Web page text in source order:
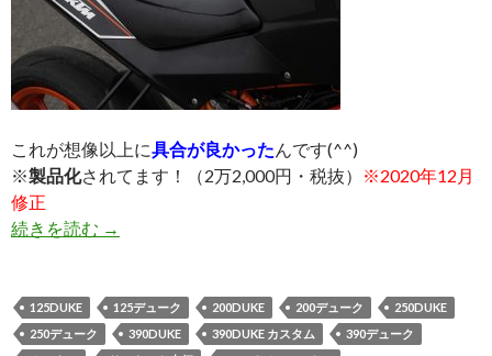
これが想像以上に具合が良かったんです(^^)
※製品化されてます！（2万2,000円・税抜）
※2020年12月
修正
続きを読む スモールDUKE用FRPシートがイイ☆
→
125DUKE 125デューク 200DUKE 200デューク
250DUKE
250デューク
390DUKE 390DUKE カスタム
390デューク